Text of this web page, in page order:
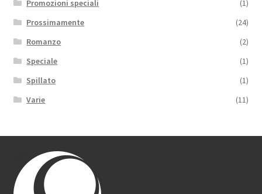
Promozioni speciali
(1)
Prossimamente
(24)
Romanzo
(2)
Speciale
(1)
Spillato
(1)
Varie
(11)